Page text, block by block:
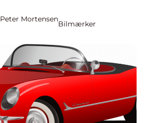
Peter Mortensen
Bilmærker